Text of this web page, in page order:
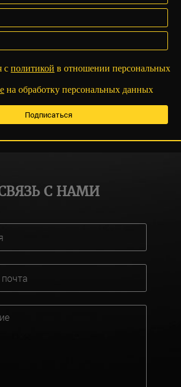
сполитикой в отношении персональных
на обработку персональных данных
С НАМИ